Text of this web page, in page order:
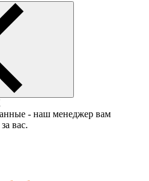
- наш менеджер вам
вас.